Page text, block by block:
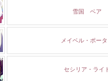
雪国 ベア
メイベル・ポー
セシリア・ライ